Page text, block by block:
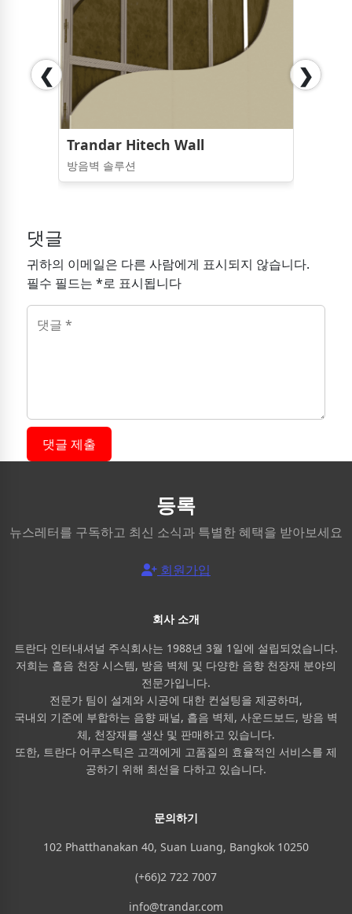
❮ ❯
Trandar Hitech Wall
방음벽 솔루션
댓글
귀하의 이메일은 다른 사람에게 표시되지 않습니다.
필수 필드는 *로 표시됩니다
댓글 제출
등록
뉴스레터를 구독하고 최신 소식과 특별한 혜택을 받아보세요
회원가입
회사 소개
트란다 인터내셔널 주식회사는 1988년 3월 1일에 설립되었습니다.
저희는 흡음 천장 시스템, 방음 벽체 및 다양한 음향 천장재 분야의
전문가입니다.
전문가 팀이 설계와 시공에 대한 컨설팅을 제공하며,
국내외 기준에 부합하는 음향 패널, 흡음 벽체, 사운드보드, 방음 벽
체, 천장재를 생산 및 판매하고 있습니다.
또한, 트란다 어쿠스틱은 고객에게 고품질의 효율적인 서비스를 제
공하기 위해 최선을 다하고 있습니다.
문의하기
102 Phatthanakan 40, Suan Luang, Bangkok 10250
(+66)2 722 7007
info@trandar.com